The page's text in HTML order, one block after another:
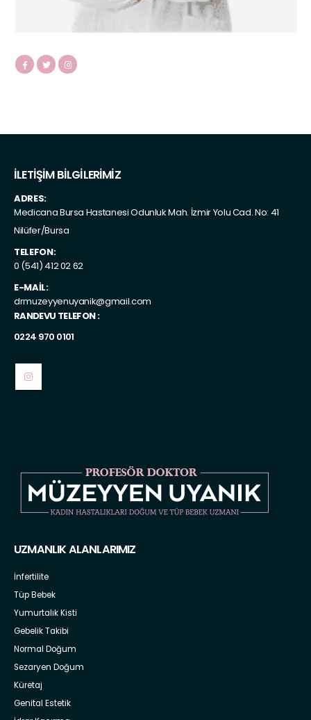
İLETİŞİM BİLGİLERİMİZ
ADRES:
Medicana Bursa Hastanesi Odunluk Mah. İzmir Yolu Cad. No: 41
Nilüfer/Bursa
TELEFON:
0 (541) 412 02 62
E-MAIL:
drmuzeyyenuyanik@gmail.com
RANDEVU TELEFON :
0224 970 0101
UZMANLIK ALANLARIMIZ
İnfertilite
Tüp Bebek
Yumurtalık Kisti
Gebelik Takibi
Normal Doğum
Sezaryen Doğum
Küretaj
Genital Estetik